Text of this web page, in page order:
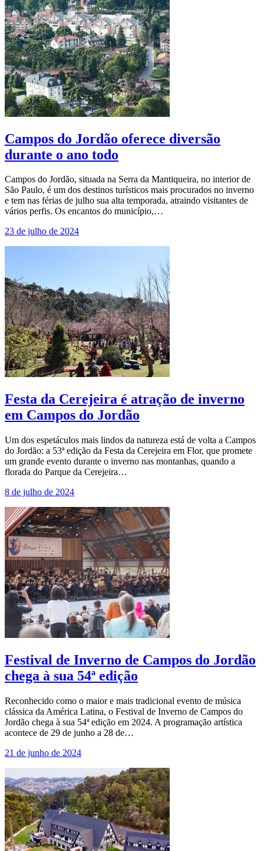
Campos do Jordão oferece diversão
durante o ano todo
Campos do Jordão, situada na Serra da Mantiqueira, no interior de
São Paulo, é um dos destinos turísticos mais procurados no inverno
e tem nas férias de julho sua alta temporada, atraindo visitantes de
vários perfis. Os encantos do município,…
23 de julho de 2024
Festa da Cerejeira é atração de inverno
em Campos do Jordão
Um dos espetáculos mais lindos da natureza está de volta a Campos
do Jordão: a 53ª edição da Festa da Cerejeira em Flor, que promete
um grande evento durante o inverno nas montanhas, quando a
florada do Parque da Cerejeira…
8 de julho de 2024
Festival de Inverno de Campos do Jordão
chega à sua 54ª edição
Reconhecido como o maior e mais tradicional evento de música
clássica da América Latina, o Festival de Inverno de Campos do
Jordão chega à sua 54ª edição em 2024. A programação artística
acontece de 29 de junho a 28 de…
21 de junho de 2024